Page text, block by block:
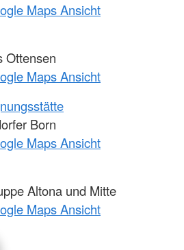
Maps Ansicht
Ottensen
Maps Ansicht
Born
Maps Ansicht
Altona und Mitte
Maps Ansicht